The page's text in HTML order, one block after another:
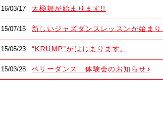
16/03/17 太極舞が始まります!!
15/07/15 新しいジャズダンスレッスンが始まり
15/05/23 “KRUMP”がはじまります。
15/03/28 ベリーダンス 体験会のお知らせ♪